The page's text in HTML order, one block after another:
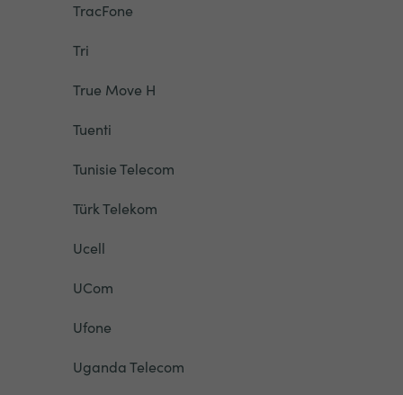
TracFone
Tri
True Move H
Tuenti
Tunisie Telecom
Türk Telekom
Ucell
UCom
Ufone
Uganda Telecom